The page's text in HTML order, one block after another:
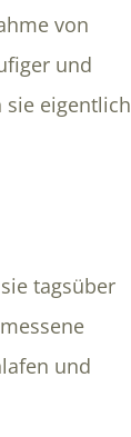
von
und
sie eigentlich
tagsüber
und